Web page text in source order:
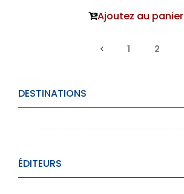
DESTINATIONS
ÉDITEURS
Ajoutez au panier
1 2